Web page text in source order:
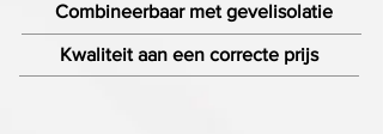
Combineerbaar met gevelisolatie
Kwaliteit aan een correcte prijs